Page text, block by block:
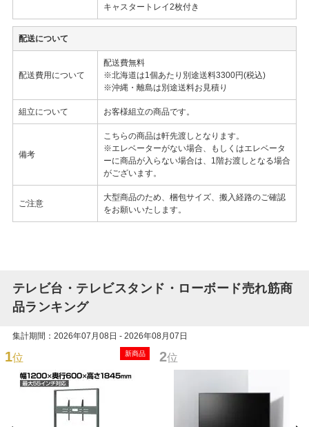
キャスタートレイ2枚付き
配送について
配送費用について
配送費無料
※北海道は1個あたり別途送料3300円(税込)
※沖縄・離島は別途送料お見積り
組立について お客様組立の商品です。
備考
こちらの商品は軒先渡しとなります。
※エレベーターがない場合、もしくはエレベータ
ーに商品が入らない場合は、1階お渡しとなる場合
がございます。
ご注意
大型商品のため、梱包サイズ、搬入経路のご確認
をお願いいたします。
テレビ台・テレビスタンド・ローボード売れ筋商
品ランキング
集計期間：2026年07月08日 - 2026年08月07日
1位 新商品 2位